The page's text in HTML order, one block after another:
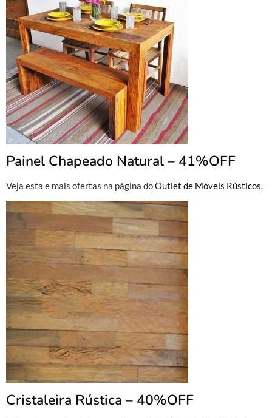
Painel Chapeado Natural – 41%OFF
Veja esta e mais ofertas na página doOutlet de Móveis Rústicos.
Cristaleira Rústica – 40%OFF